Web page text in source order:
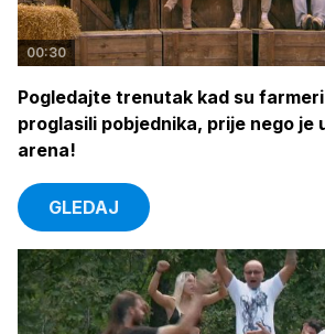
00:30
Pogledajte trenutak kad su
proglasili pobjednika, prije nego je
arena!
GLEDAJ